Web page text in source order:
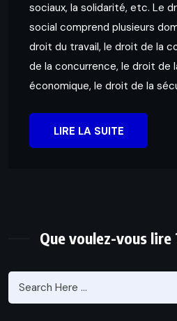
sociaux, la solidarité, etc. Le
social comprend plusieurs
droit du travail, le droit de la
de la concurrence, le droit de
économique, le droit de la
LIRE LA SUITE
Que voulez-vous lire